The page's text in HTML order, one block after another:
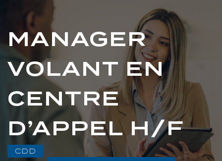
MANAGER
VOLANT EN
CENTRE
D’APPEL H/F
CDD